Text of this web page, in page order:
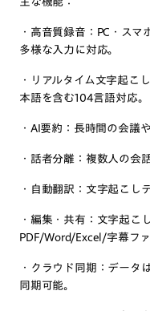
・高音質録音：PC・ス
多様な入力に対応。
・リアルタイム文字起こ
本語を含む104言語対応。
・AI要約：長時間の会議
・話者分離：複数人の会
・自動翻訳：文字起こし
・編集・共有：文字起こ
PDF/Word/Excel/字幕フ
・クラウド同期：データ
同期可能。